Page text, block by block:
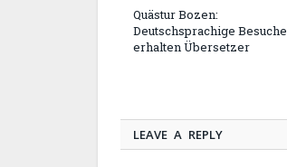
Quästur Bozen:
Deutschsprachige
erhalten Übersetzer
LEAVE A REPLY